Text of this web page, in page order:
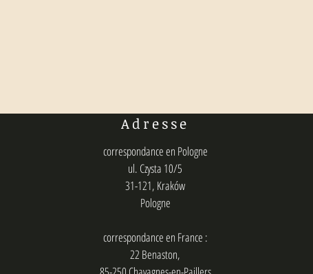
Adresse
correspondance en Pologne
ul. Czysta 10/5
31-121, Kraków
Pologne
correspondance en France :
22 Benaston,